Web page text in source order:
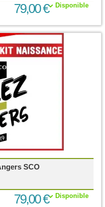
Disponible
79,00 €
SCO
Disponible
79,00 €